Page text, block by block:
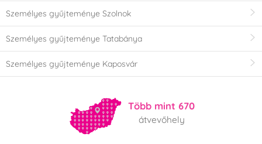
Személyes gyűjteménye Szolnok
Személyes gyűjteménye Tatabánya
Személyes gyűjteménye Kaposvár
Több mint 670
átvevőhely